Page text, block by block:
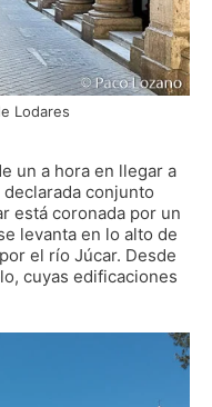
Lodares
un a hora en llegar a
conjunto
está coronada por un
levanta en lo alto de
el río Júcar. Desde
cuyas edificaciones